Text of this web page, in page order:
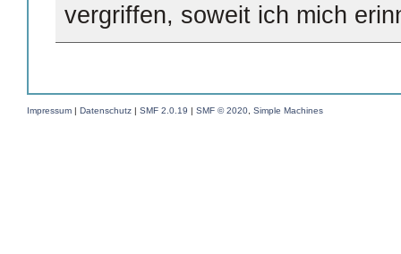
vergriffen, soweit ich mich
Impressum | Datenschutz | SMF 2.0.19 | SMF © 2020, Simple Machines